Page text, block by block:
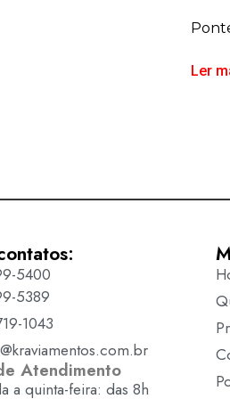
Ler
5400
5389
1043
Atendimento
a quinta-feira: das 8h